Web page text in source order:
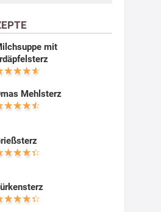
mit
Mehlsterz